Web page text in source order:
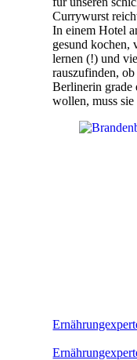
Currywurst
In einem Hotel
gesund kochen,
lernen (!) und
rauszufinden,
Berlinerin grade
wollen, muss sie